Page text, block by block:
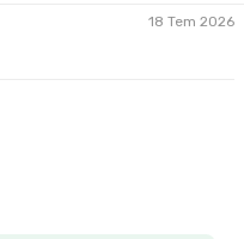
18 Tem 2026